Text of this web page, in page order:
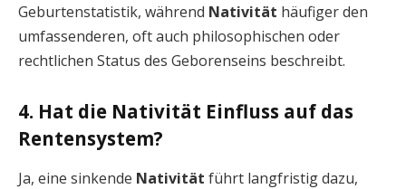
Geburtenstatistik, während Nativität häufiger den
umfassenderen, oft auch philosophischen oder
rechtlichen Status des Geborenseins beschreibt.
4. Hat die Nativität Einfluss auf das
Rentensystem?
Ja, eine sinkende Nativität führt langfristig dazu,